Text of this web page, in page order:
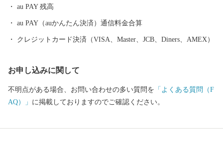
au PAY 残高
au PAY（auかんたん決済）通信料金合算
クレジットカード決済（VISA、Master、JCB、Diners、AMEX）
お申し込みに関して
不明点がある場合、お問い合わせの多い質問を 「よくある質問（F
AQ）」 に掲載しておりますのでご確認ください。